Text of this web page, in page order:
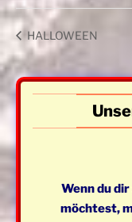
HALLOWEEN
Wenn du
möchtest,